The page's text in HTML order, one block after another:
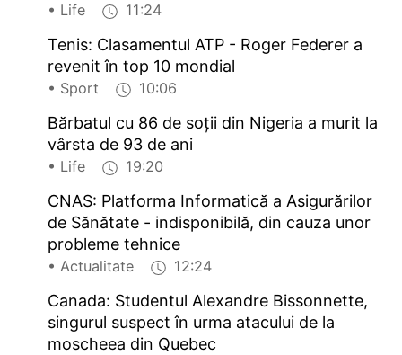
• Life 11:24
Tenis: Clasamentul ATP - Roger Federer a
revenit în top 10 mondial
• Sport 10:06
Bărbatul cu 86 de soții din Nigeria a murit la
vârsta de 93 de ani
• Life 19:20
CNAS: Platforma Informatică a Asigurărilor
de Sănătate - indisponibilă, din cauza unor
probleme tehnice
• Actualitate 12:24
Canada: Studentul Alexandre Bissonnette,
singurul suspect în urma atacului de la
moscheea din Quebec